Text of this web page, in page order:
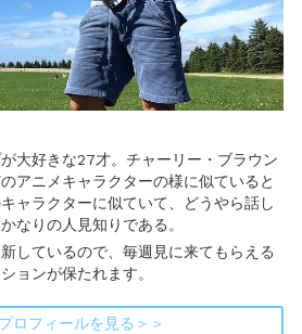
大好きな27才。チャーリー・ブラウン
アニメキャラクターの様に似ていると
ャラクターに似ていて、どうやら話し
なりの人見知りである。
しているので、毎週見に来てもらえる
ョンが保たれます。
ロフィールを見る＞＞